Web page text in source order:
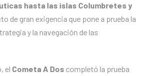
hasta las islas Columbretes y
de gran exigencia que pone a prueba la
y la navegación de las
el Cometa A Dos completó la prueba